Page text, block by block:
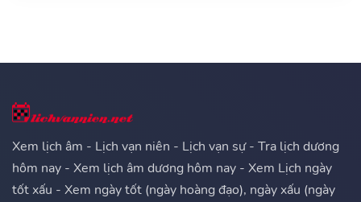
Xem lịch âm - Lịch vạn niên - Lịch vạn sự - Tra lịch dương
hôm nay - Xem lịch âm dương hôm nay - Xem Lịch ngày
tốt xấu - Xem ngày tốt (ngày hoàng đạo), ngày xấu (ngày